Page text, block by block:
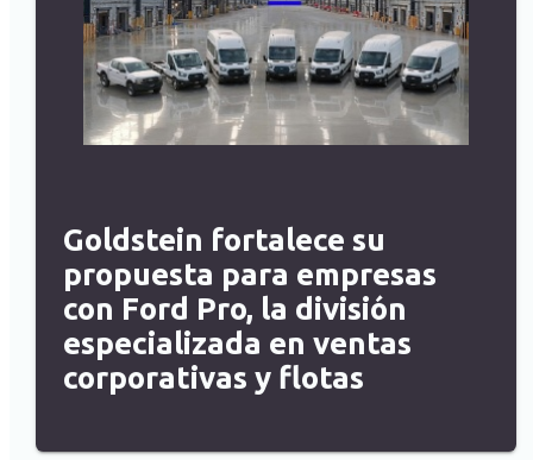
Goldstein fortalece su
propuesta para empresas
con Ford Pro, la división
especializada en ventas
corporativas y flotas